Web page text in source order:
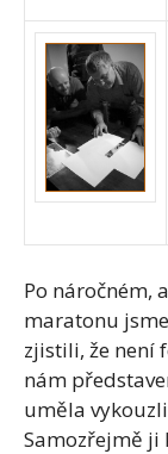
Po náročném,
maratonu
zjistili, že není
nám
uměla
Samozřejmě